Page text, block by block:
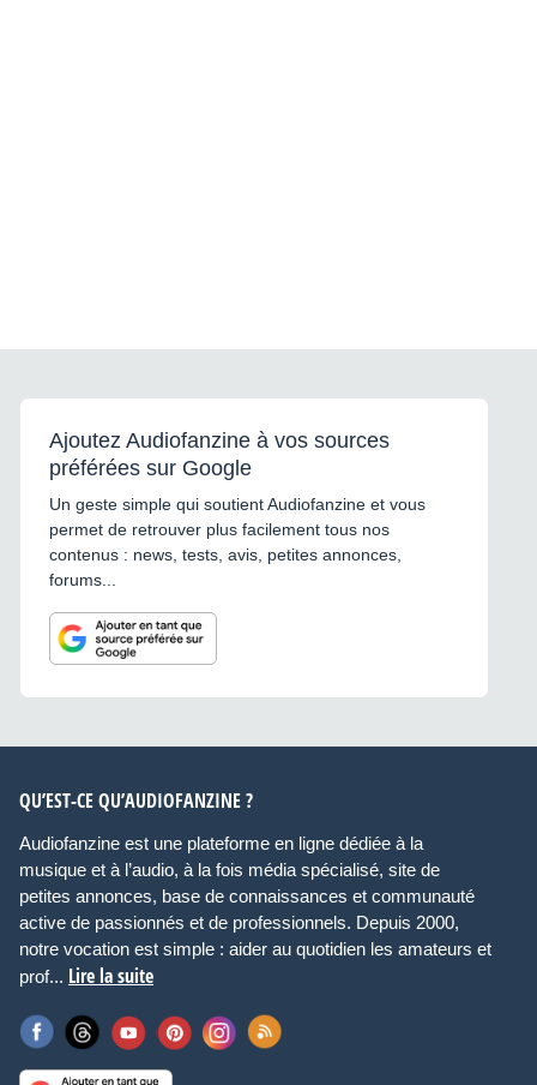
Ajoutez Audiofanzine à vos sources
préférées sur Google
Un geste simple qui soutient Audiofanzine et vous
permet de retrouver plus facilement tous nos
contenus : news, tests, avis, petites annonces,
forums...
QU’EST-CE QU’AUDIOFANZINE ?
Audiofanzine est une plateforme en ligne dédiée à la
musique et à l’audio, à la fois média spécialisé, site de
petites annonces, base de connaissances et communauté
active de passionnés et de professionnels. Depuis 2000,
notre vocation est simple : aider au quotidien les amateurs et
prof... Lire la suite